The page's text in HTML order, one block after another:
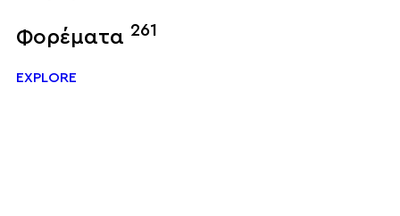
Φορέματα 261
EXPLORE